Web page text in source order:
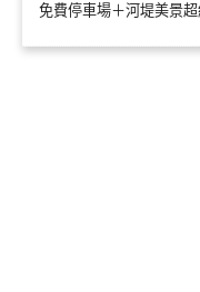
免費停車場＋河堤美景